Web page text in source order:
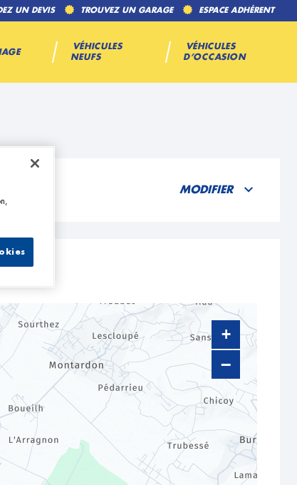
UN DEVIS TROUVEZ UN GARAGE ESPACE ADHÉRENT
VÉHICULES
NEUFS
VÉHICULES
D’OCCASION
MODIFIER
+
−